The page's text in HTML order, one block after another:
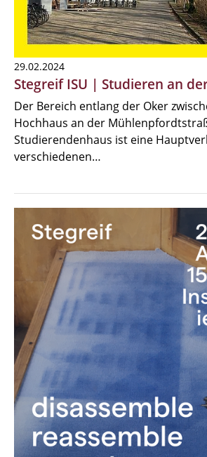
29.02.2024
Stegreif ISU | Studieren an
Der Bereich entlang der Oker
Hochhaus an der
Studierendenhaus ist eine
verschiedenen…